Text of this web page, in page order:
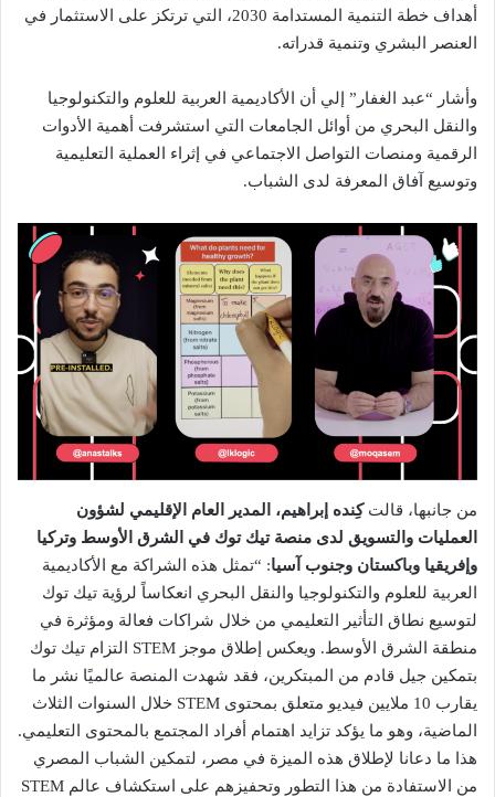
أهداف خطة التنمية المستدامة 2030، التي ترتكز على الاستثمار في
العنصر البشري وتنمية قدراته.
وأشار “عبد الغفار” إلي أن الأكاديمية العربية للعلوم والتكنولوجيا
والنقل البحري من أوائل الجامعات التي استشرفت أهمية الأدوات
الرقمية ومنصات التواصل الاجتماعي في إثراء العملية التعليمية
وتوسيع آفاق المعرفة لدى الشباب.
من جانبها، قالتكِنده إبراهيم، المدير العام الإقليمي لشؤون
العمليات والتسويق لدى منصة تيك توك في الشرق الأوسط وتركيا
وإفريقيا وباكستان وجنوب آسيا: “تمثل هذه الشراكة مع الأكاديمية
العربية للعلوم والتكنولوجيا والنقل البحري انعكاساً لرؤية تيك توك
لتوسيع نطاق التأثير التعليمي من خلال شراكات فعالة ومؤثرة في
منطقة الشرق الأوسط. ويعكس إطلاق موجز STEM التزام تيك توك
بتمكين جيل قادم من المبتكرين، فقد شهدت المنصة عالميًا نشر ما
يقارب 10 ملايين فيديو متعلق بمحتوى STEM خلال السنوات الثلاث
الماضية، وهو ما يؤكد تزايد اهتمام أفراد المجتمع بالمحتوى التعليمي.
هذا ما دعانا لإطلاق هذه الميزة في مصر، لتمكين الشباب المصري
من الاستفادة من هذا التطور وتحفيزهم على استكشاف عالم STEM